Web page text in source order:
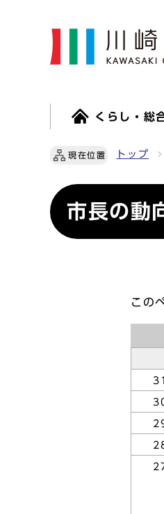
くらし・総
現在位置 トップ
市長の動
この